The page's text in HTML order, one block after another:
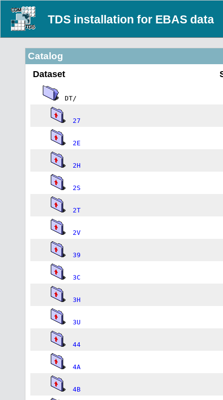
TDS installation for EBAS data
Catalog
Dataset
DT/
27
2E
2H
2S
2T
2V
39
3C
3H
3U
44
4A
4B